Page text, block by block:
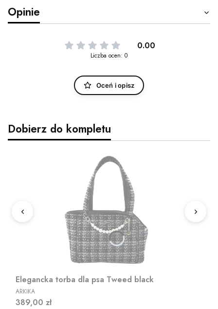
Opinie
0.00
Liczba ocen: 0
Oceń i opisz
Dobierz do kompletu
Elegancka torba dla psa Tweed black
PRODUCENT
ARKIKA
Cena
389,00 zł